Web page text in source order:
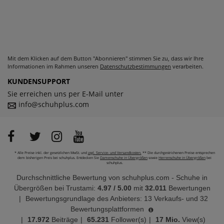
Mit dem Klicken auf dem Button "Abonnieren" stimmen Sie zu, dass wir Ihre
Informationen im Rahmen unseren Datenschutzbestimmungen verarbeiten.
KUNDENSUPPORT
Sie erreichen uns per E-Mail unter
info@schuhplus.com
* Alle Preise inkl. der gesetzlichen MwSt. und zzgl. Service- und Versandkosten. ** Die durchgestrichenen Preise entsprechen
dem bisherigen Preis bei schuhplus. Entdecken Sie Damenschuhe in Übergrößen sowie Herrenschuhe in Übergrößen bei
schuhplus.
Durchschnittliche Bewertung von schuhplus.com - Schuhe in
Übergrößen bei Trustami: 4.97 / 5.00 mit 32.011 Bewertungen
|
Bewertungsgrundlage des Anbieters: 13 Verkaufs- und 32
Bewertungsplattformen
|
17.972 Beiträge | 65.231 Follower(s) | 17 Mio. View(s)